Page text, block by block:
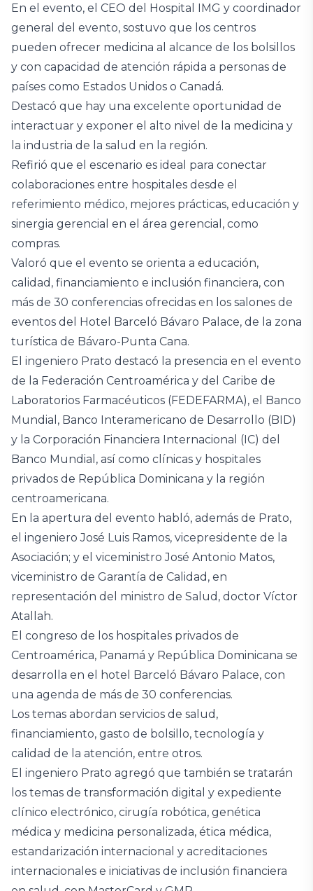
En el evento, el CEO del Hospital IMG y coordinador
general del evento, sostuvo que los centros
pueden ofrecer medicina al alcance de los bolsillos
y con capacidad de atención rápida a personas de
países como Estados Unidos o Canadá.
Destacó que hay una excelente oportunidad de
interactuar y exponer el alto nivel de la medicina y
la industria de la salud en la región.
Refirió que el escenario es ideal para conectar
colaboraciones entre hospitales desde el
referimiento médico, mejores prácticas, educación y
sinergia gerencial en el área gerencial, como
compras.
Valoró que el evento se orienta a educación,
calidad, financiamiento e inclusión financiera, con
más de 30 conferencias ofrecidas en los salones de
eventos del Hotel Barceló Bávaro Palace, de la zona
turística de Bávaro-Punta Cana.
El ingeniero Prato destacó la presencia en el evento
de la Federación Centroamérica y del Caribe de
Laboratorios Farmacéuticos (FEDEFARMA), el Banco
Mundial, Banco Interamericano de Desarrollo (BID)
y la Corporación Financiera Internacional (IC) del
Banco Mundial, así como clínicas y hospitales
privados de República Dominicana y la región
centroamericana.
En la apertura del evento habló, además de Prato,
el ingeniero José Luis Ramos, vicepresidente de la
Asociación; y el viceministro José Antonio Matos,
viceministro de Garantía de Calidad, en
representación del ministro de Salud, doctor Víctor
Atallah.
El congreso de los hospitales privados de
Centroamérica, Panamá y República Dominicana se
desarrolla en el hotel Barceló Bávaro Palace, con
una agenda de más de 30 conferencias.
Los temas abordan servicios de salud,
financiamiento, gasto de bolsillo, tecnología y
calidad de la atención, entre otros.
El ingeniero Prato agregó que también se tratarán
los temas de transformación digital y expediente
clínico electrónico, cirugía robótica, genética
médica y medicina personalizada, ética médica,
estandarización internacional y acreditaciones
internacionales e iniciativas de inclusión financiera